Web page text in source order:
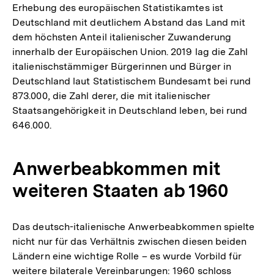
Erhebung des europäischen Statistikamtes ist
Deutschland mit deutlichem Abstand das Land mit
dem höchsten Anteil italienischer Zuwanderung
innerhalb der Europäischen Union. 2019 lag die Zahl
italienischstämmiger Bürgerinnen und Bürger in
Deutschland laut Statistischem Bundesamt bei rund
873.000, die Zahl derer, die mit italienischer
Staatsangehörigkeit in Deutschland leben, bei rund
646.000.
Anwerbeabkommen mit
weiteren Staaten ab 1960
Das deutsch-italienische Anwerbeabkommen spielte
nicht nur für das Verhältnis zwischen diesen beiden
Ländern eine wichtige Rolle – es wurde Vorbild für
weitere bilaterale Vereinbarungen: 1960 schloss